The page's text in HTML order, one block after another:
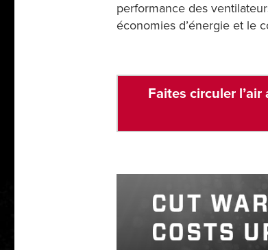
performance des
économies d’énergie et le
Faites circuler